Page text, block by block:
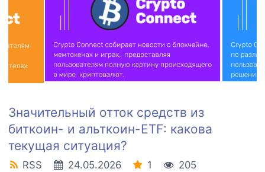
Значительный отток средств из
биткоин- и альткоин-ETF: какова
текущая ситуация?
RSS 24.05.2026 1
205